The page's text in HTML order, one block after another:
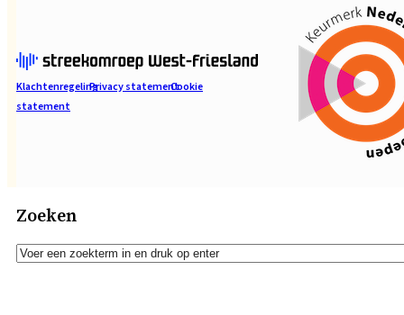
KlachtenregelingPrivacy statementCookie
statement
Zoeken
Zoeken